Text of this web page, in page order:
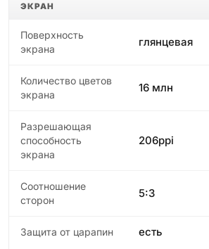
ЭКРАН
Поверхность
экрана
глянцевая
Количество цветов
экрана
16 млн
Разрешающая
способность
экрана
206ppi
Соотношение
сторон
5:3
Защита от царапин есть